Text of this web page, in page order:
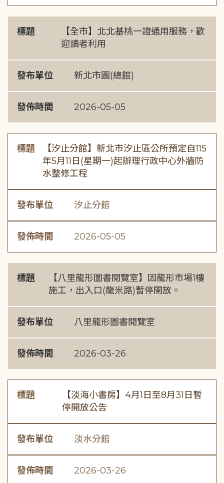
標題
【全市】北北基桃一證通用服務，歡
迎讀者利用
發布單位 新北市圖(總館)
發佈時間 2026-05-05
標題
【汐止分館】新北市汐止區公所預定自115
年5月11日(星期一)起辦理行政中心外牆防
水整修工程
發布單位 汐止分館
發佈時間 2026-05-05
標題
【八里龍形圖書閱覽室】因龍形市場1樓
施工，出入口(龍米路)暫停開放。
發布單位 八里龍形圖書閱覽室
發佈時間 2026-03-26
標題
【淡海小書房】4月1日至8月31日暫
停開放公告
發布單位 淡水分館
發佈時間 2026-03-26